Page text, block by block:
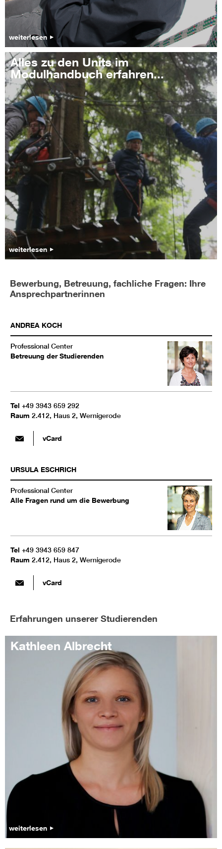
weiterlesen
Alles zu den Units im
Modulhandbuch erfahren...
weiterlesen
Bewerbung, Betreuung, fachliche Fragen: Ihre
Ansprechpartnerinnen
ANDREA KOCH
Professional Center
Betreuung der Studierenden
Tel +49 3943 659 292
Raum 2.412, Haus 2, Wernigerode
vCard
URSULA ESCHRICH
Professional Center
Alle Fragen rund um die Bewerbung
Tel +49 3943 659 847
Raum 2.412, Haus 2, Wernigerode
vCard
Erfahrungen unserer Studierenden
Kathleen Albrecht
weiterlesen